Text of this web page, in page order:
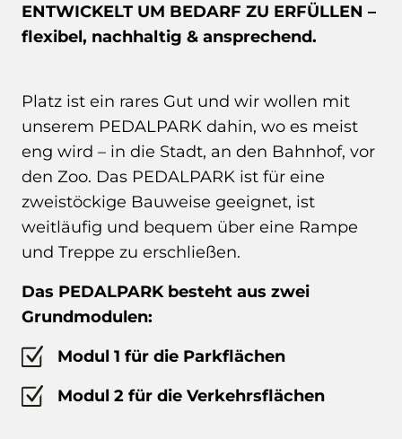
ENTWICKELT UM BEDARF ZU ERFÜLLEN –
flexibel, nachhaltig & ansprechend.
Platz ist ein rares Gut und wir wollen mit
unserem PEDALPARK dahin, wo es meist
eng wird – in die Stadt, an den Bahnhof, vor
den Zoo. Das PEDALPARK ist für eine
zweistöckige Bauweise geeignet, ist
weitläufig und bequem über eine Rampe
und Treppe zu erschließen.
Das PEDALPARK besteht aus zwei
Grundmodulen:
Modul 1 für die Parkflächen
Modul 2 für die Verkehrsflächen